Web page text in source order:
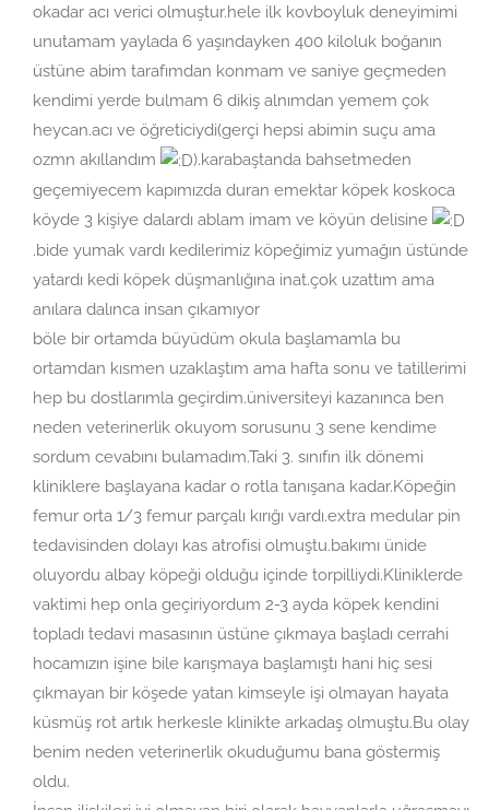
okadar acı verici olmuştur.hele ilk kovboyluk deneyimimi
unutamam yaylada 6 yaşındayken 400 kiloluk boğanın
üstüne abim tarafımdan konmam ve saniye geçmeden
kendimi yerde bulmam 6 dikiş alnımdan yemem çok
heycan.acı ve öğreticiydi(gerçi hepsi abimin suçu ama
ozmn akıllandım
).karabaştanda bahsetmeden
geçemiyecem kapımızda duran emektar köpek koskoca
köyde 3 kişiye dalardı ablam imam ve köyün delisine
.bide yumak vardı kedilerimiz köpeğimiz yumağın üstünde
yatardı kedi köpek düşmanlığına inat.çok uzattım ama
anılara dalınca insan çıkamıyor
böle bir ortamda büyüdüm okula başlamamla bu
ortamdan kısmen uzaklaştım ama hafta sonu ve tatillerimi
hep bu dostlarımla geçirdim.üniversiteyi kazanınca ben
neden veterinerlik okuyom sorusunu 3 sene kendime
sordum cevabını bulamadım.Taki 3. sınıfın ilk dönemi
kliniklere başlayana kadar o rotla tanışana kadar.Köpeğin
femur orta 1/3 femur parçalı kırığı vardı.extra medular pin
tedavisinden dolayı kas atrofisi olmuştu.bakımı ünide
oluyordu albay köpeği olduğu içinde torpilliydi.Kliniklerde
vaktimi hep onla geçiriyordum 2-3 ayda köpek kendini
topladı tedavi masasının üstüne çıkmaya başladı cerrahi
hocamızın işine bile karışmaya başlamıştı hani hiç sesi
çıkmayan bir köşede yatan kimseyle işi olmayan hayata
küsmüş rot artık herkesle klinikte arkadaş olmuştu.Bu olay
benim neden veterinerlik okuduğumu bana göstermiş
oldu.